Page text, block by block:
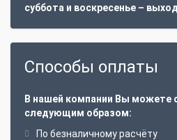
суббота и воскресенье –
Способы оплаты
В нашей компании Вы можете
следующим образом:
По безналичному расчёту